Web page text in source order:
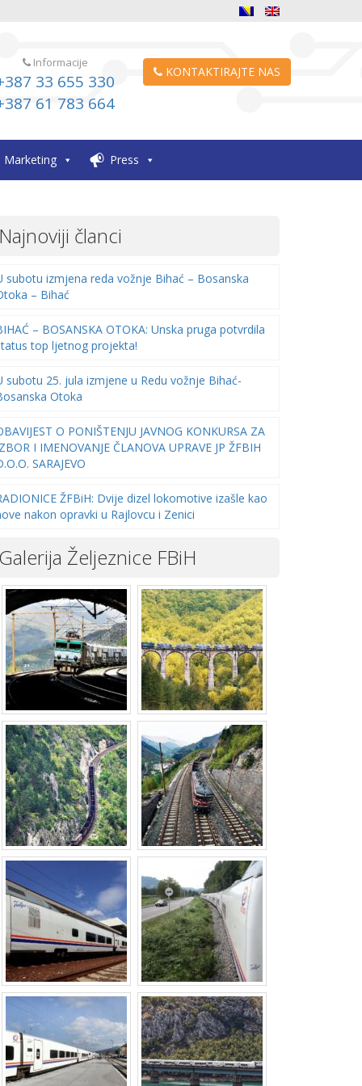
Informacije
33 655 330
61 783 664
KONTAKTIRAJTE NAS
Marketing Press
članci
subotu izmjena reda vožnje Bihać – Bosanska
– Bihać
– BOSANSKA OTOKA: Unska pruga potvrdila
top ljetnog projekta!
subotu 25. jula izmjene u Redu vožnje Bihać-
Otoka
O PONIŠTENJU JAVNOG KONKURSA ZA
I IMENOVANJE ČLANOVA UPRAVE JP ŽFBIH
SARAJEVO
ŽFBiH: Dvije dizel lokomotive izašle kao
nakon opravki u Rajlovcu i Zenici
Željeznice FBiH